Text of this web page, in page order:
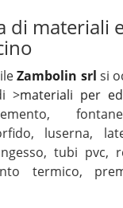
di materiali
Zambolin srl si
>materiali per
luserna,
tubi pvc,
termico,